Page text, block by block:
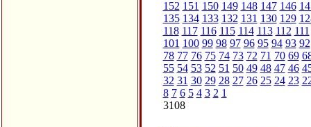
152 151 150 149 148 147 146
135 134 133 132 131 130 129
118 117 116 115 114 113 112 111
101 100 99 98 97 96 95 94 93 92
78 77 76 75 74 73 72 71 70 69
55 54 53 52 51 50 49 48 47 46
32 31 30 29 28 27 26 25 24 23
8 7 6 5 4 3 2 1
3108